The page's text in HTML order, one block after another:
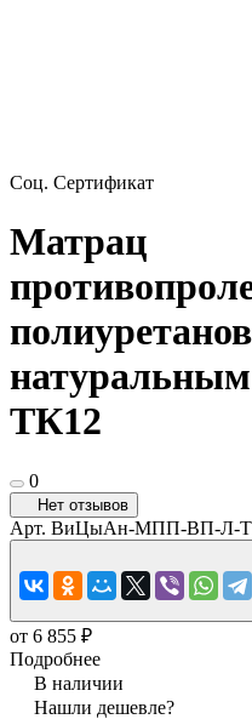
Соц. Сертификат
Матрац
ТК12
0
Нет отзывов
Арт. ВиЦыАн-МПП-ВП-Л-
от 6 855 ₽
Подробнее
В наличии
Нашли дешевле?